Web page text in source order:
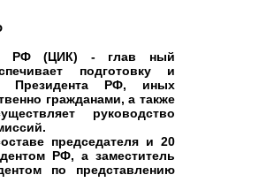
РФ (ЦИК) - глав ный
подготовку и
Президента РФ, иных
гражданами, а также
руководство
председателя и 20
РФ, а заместитель
по представлению